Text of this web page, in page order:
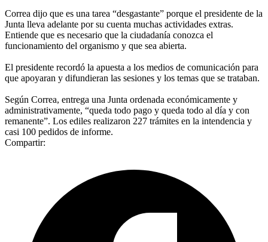
Correa dijo que es una tarea “desgastante” porque el presidente de la
Junta lleva adelante por su cuenta muchas actividades extras.
Entiende que es necesario que la ciudadanía conozca el
funcionamiento del organismo y que sea abierta.
El presidente recordó la apuesta a los medios de comunicación para
que apoyaran y difundieran las sesiones y los temas que se trataban.
Según Correa, entrega una Junta ordenada económicamente y
administrativamente, “queda todo pago y queda todo al día y con
remanente”. Los ediles realizaron 227 trámites en la intendencia y
casi 100 pedidos de informe.
Compartir: